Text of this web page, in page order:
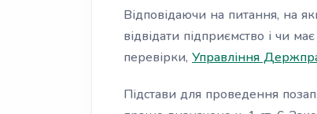
Відповідаючи на питання, на
відвідати підприємство і чи
перевірки, Управління
Підстави для проведення